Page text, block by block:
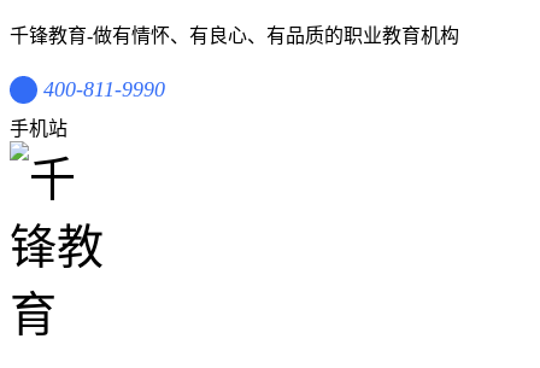
千锋教育-做有情怀、有良心、有品质的职业教育机构
400-811-9990
手机站